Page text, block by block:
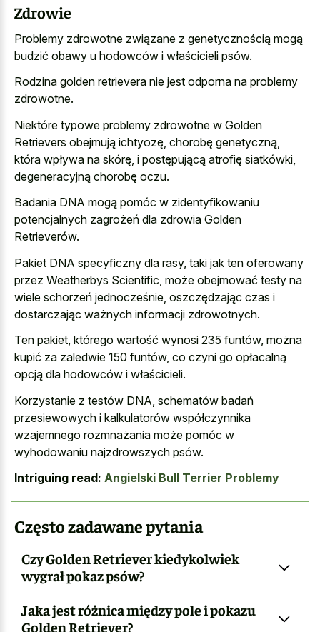
Zdrowie
Problemy zdrowotne związane z genetycznością mogą
budzić obawy u hodowców i właścicieli psów.
Rodzina golden retrievera nie jest odporna na problemy
zdrowotne.
Niektóre typowe problemy zdrowotne w Golden
Retrievers obejmują ichtyozę, chorobę genetyczną,
która wpływa na skórę, i postępującą atrofię siatkówki,
degeneracyjną chorobę oczu.
Badania DNA mogą pomóc w zidentyfikowaniu
potencjalnych zagrożeń dla zdrowia Golden
Retrieverów.
Pakiet DNA specyficzny dla rasy, taki jak ten oferowany
przez Weatherbys Scientific, może obejmować testy na
wiele schorzeń jednocześnie, oszczędzając czas i
dostarczając ważnych informacji zdrowotnych.
Ten pakiet, którego wartość wynosi 235 funtów, można
kupić za zaledwie 150 funtów, co czyni go opłacalną
opcją dla hodowców i właścicieli.
Korzystanie z testów DNA, schematów badań
przesiewowych i kalkulatorów współczynnika
wzajemnego rozmnażania może pomóc w
wyhodowaniu najzdrowszych psów.
Intriguing read: Angielski Bull Terrier Problemy
Często zadawane pytania
Czy Golden Retriever kiedykolwiek
wygrał pokaz psów?
Jaka jest różnica między pole i pokazu
Golden Retriever?